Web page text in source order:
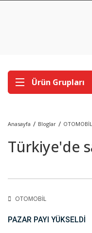
Ürün Grupları
Anasayfa Bloglar OTOMOBİL
Türkiye'de
OTOMOBİL
PAZAR PAYI YÜKSELDİ